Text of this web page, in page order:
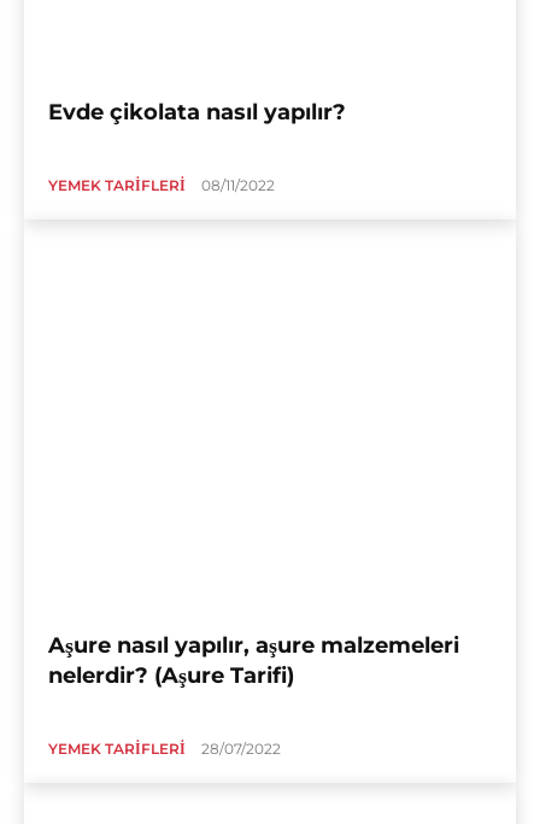
Evde çikolata nasıl yapılır?
YEMEK TARIFLERI 08/11/2022
Aşure nasıl yapılır, aşure malzemeleri
nelerdir? (Aşure Tarifi)
YEMEK TARIFLERI 28/07/2022